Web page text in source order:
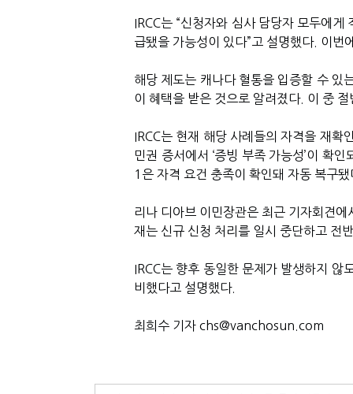
IRCC는 “신청자와 심사 담당자 모두에
급됐을 가능성이 있다”고 설명했다. 이
해당 제도는 캐나다 혈통을 입증할 수 있
이 혜택을 받은 것으로 알려졌다. 이 중
IRCC는 현재 해당 사례들의 자격을 재확
민권 증서에서 ‘증빙 부족 가능성’이 확
1은 자격 요건 충족이 확인돼 자동 복구됐
리나 디아브 이민장관은 최근 기자회견에
재는 신규 신청 처리를 일시 중단하고 전
IRCC는 향후 동일한 문제가 발생하지 않
비했다고 설명했다.
최희수 기자 chs@vanchosun.com